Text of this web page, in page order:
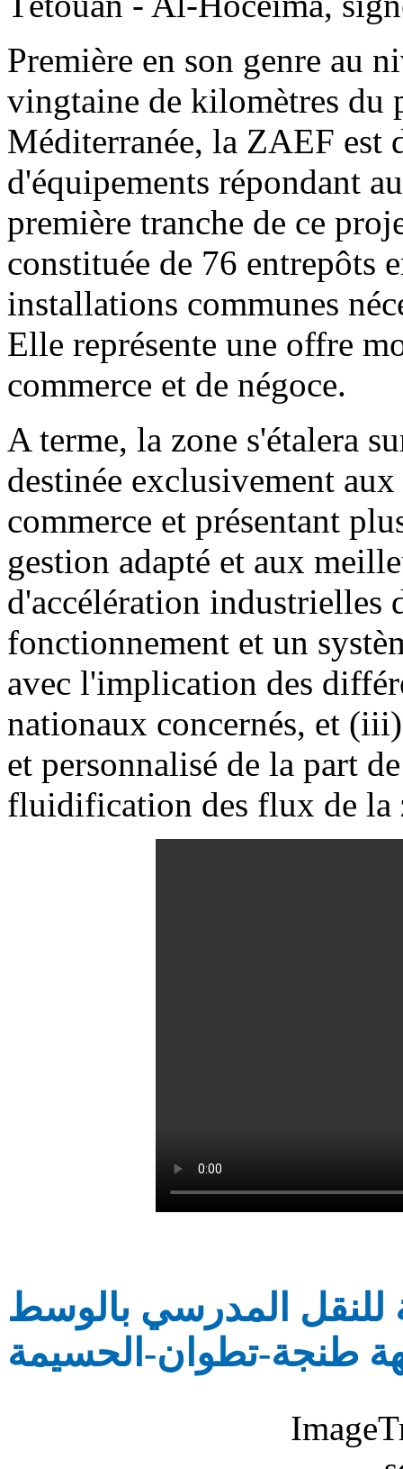
Première en son genre au
vingtaine de kilomètres du
Méditerranée, la ZAEF est
d'équipements répondant
première tranche de ce
constituée de 76 entrepôts
installations communes
Elle représente une offre
commerce et de négoce.
A terme, la zone s'étalera
destinée exclusivement
commerce et présentant
gestion adapté et aux
d'accélération industrielles
fonctionnement et un
avec l'implication des
nationaux concernés, et
et personnalisé de la part
fluidification des flux de la
توزيع 110 حافلة للنقل المدرسي بالوسط
طنجة-تطوان-الحسيمة